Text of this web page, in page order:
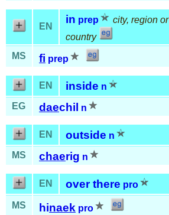
EN
in prep
city, region or
country
MS
fi prep
EN inside n
EG
daechil n
EN outside n
MS
chaerig n
EN over there pro
MS hinaek pro